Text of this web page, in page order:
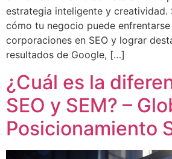
estrategia inteligente y creatividad.
cómo tu negocio puede
corporaciones en SEO y lograr
resultados de Google, […]
¿Cuál es la
SEO y SEM? –
Posicionamiento